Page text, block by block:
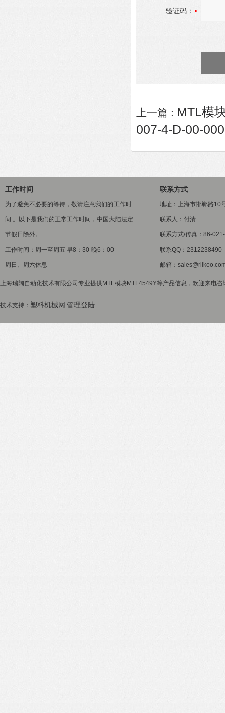
验证码：
上一篇 : MTL模
007-4-D-00-
工作时间
为了避免不必要的等待，敬请注意我们的工作时
间 。以下是我们的正常工作时间，中国大陆法定
节假日除外。
工作时间：周一至周五 早8：30-晚6：00
周日、周六休息
联系方式
地址：上海市邯郸路10
联系人：付清
联系方式/传真：86-
联系QQ：2312238490
邮箱：
上海瑞阔自动化技术有限公司专业提供MTL模块MTL4549Y等产品信息，欢迎来电
技术支持： 塑料机械网 管理登陆